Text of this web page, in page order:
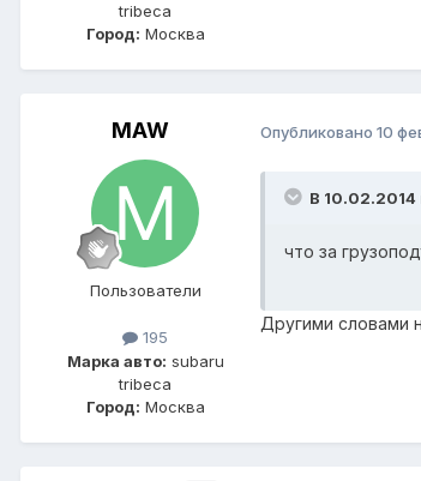
tribeca
Город: Москва
MAW
Пользователи
195
Марка авто: subaru
tribeca
Город: Москва
Опубликовано 10
В 10.02.2014
что за
Другими словами